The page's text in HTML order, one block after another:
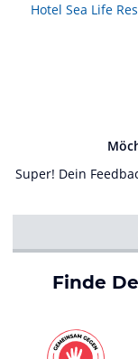
Super! Dein
Finde